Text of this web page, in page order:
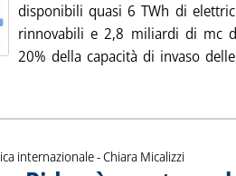
disponibili quasi 6 TWh di
rinnovabili e 2,8 miliardi di mc
20% della capacità di invaso
internazionale -di:
Chiara Micalizzi